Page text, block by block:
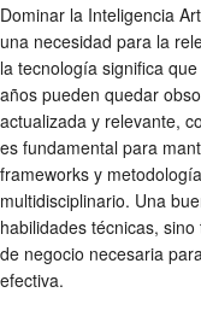
Dominar la Inteligencia
una necesidad para la
la tecnología significa
años pueden quedar
actualizada y relevante,
es fundamental para
frameworks y
multidisciplinario. Una
habilidades técnicas,
de negocio necesaria
efectiva.